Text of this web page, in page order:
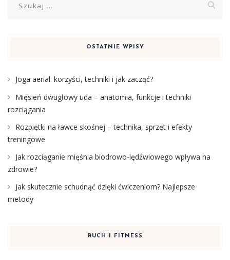
OSTATNIE WPISY
Joga aerial: korzyści, techniki i jak zacząć?
Mięsień dwugłowy uda – anatomia, funkcje i techniki
rozciągania
Rozpiętki na ławce skośnej – technika, sprzęt i efekty
treningowe
Jak rozciąganie mięśnia biodrowo-lędźwiowego wpływa na
zdrowie?
Jak skutecznie schudnąć dzięki ćwiczeniom? Najlepsze
metody
RUCH I FITNESS